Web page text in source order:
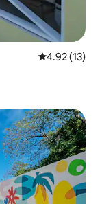
レビュー13
4.92 (13)